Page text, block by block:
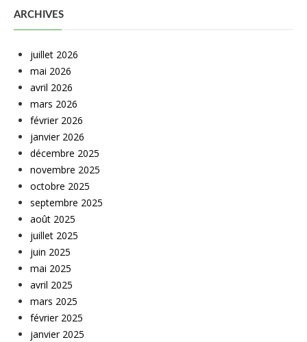
ARCHIVES
juillet 2026
mai 2026
avril 2026
mars 2026
février 2026
janvier 2026
décembre 2025
novembre 2025
octobre 2025
septembre 2025
août 2025
juillet 2025
juin 2025
mai 2025
avril 2025
mars 2025
février 2025
janvier 2025